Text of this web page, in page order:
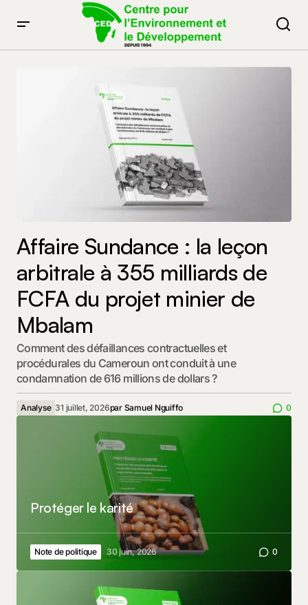
Affaire Sundance : la leçon
arbitrale à 355 milliards de
FCFA du projet minier de
Mbalam
Comment des défaillances contractuelles et
procédurales du Cameroun ont conduit à une
condamnation de 616 millions de dollars ?
Analyse 31 juillet, 2026par Samuel Nguiffo 0
Protéger le karité
Note de politique 30 juin, 2026 0